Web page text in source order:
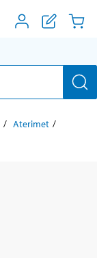
Aterimet